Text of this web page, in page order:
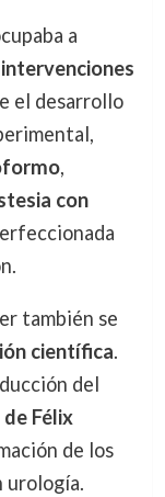
a
el desarrollo
,
con
también se
científica.
del
Félix
de los
urología.